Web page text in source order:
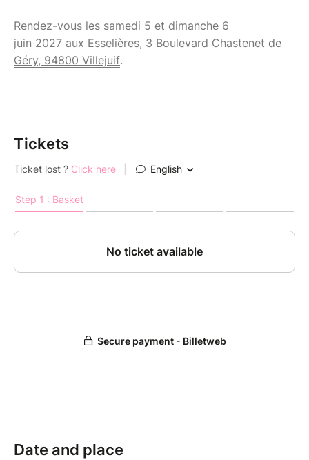
Rendez-vous les samedi 5 et dimanche 6
juin 2027 aux Esselières, 3 Boulevard Chastenet de
Géry, 94800 Villejuif.
Tickets
Date and place